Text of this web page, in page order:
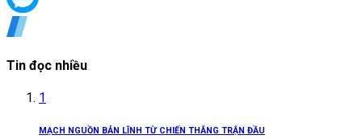
Tin đọc nhiều
1
MẠCH NGUỒN BẢN LĨNH TỪ CHIẾN THẮNG TRẬN ĐẦU